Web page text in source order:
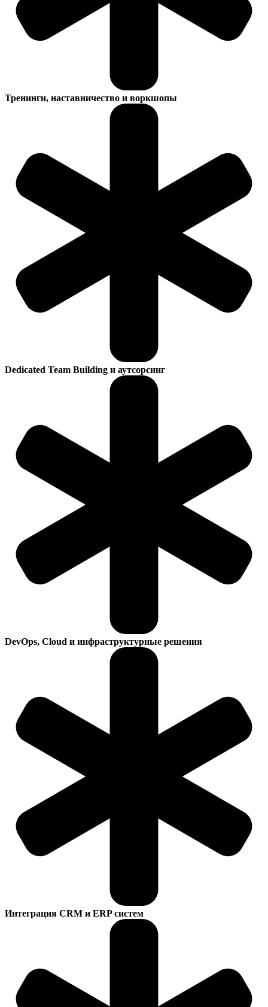
Тренинги, наставничество и воркшопы
Dedicated Team Building и аутсорсинг
DevOps, Cloud и инфраструктурные решения
Интеграция CRM и ERP систем